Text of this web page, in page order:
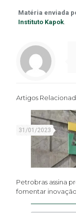
Matéria enviada
Instituto Kapok.
Artigos
31/01/2023
Petrobras assina
fomentar inovação